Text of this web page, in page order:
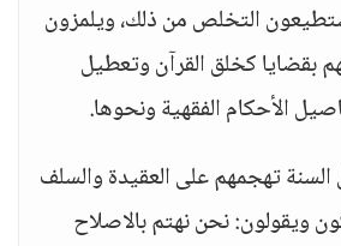
التخلص من ذلك، ويلمزون
بقضايا كخلق القرآن وتعطيل
الأحكام الفقهية ونحوها.
السنة تهجمهم على العقيدة والسلف
ويقولون: نحن نهتم بالاصلاح